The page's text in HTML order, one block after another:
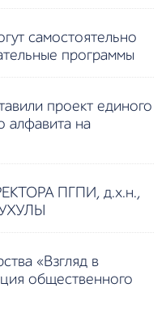
самостоятельно
программы
проект единого
алфавита на
ПГПИ, д.х.н.,
«Взгляд в
общественного